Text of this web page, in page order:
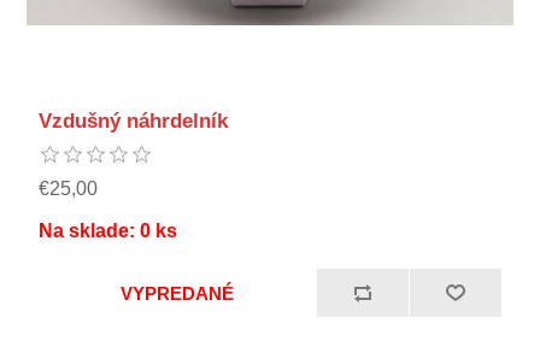
Vzdušný náhrdelník
€25,00
Na sklade: 0 ks